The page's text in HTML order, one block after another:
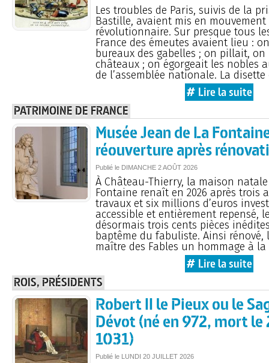
Les troubles de Paris, suivis de la
Bastille, avaient mis en
révolutionnaire. Sur presque tous
France des émeutes avaient lieu :
bureaux des gabelles ; on pillait,
châteaux ; on égorgeait les nobles
de l’assemblée nationale. La
# Lire la suite
PATRIMOINE DE FRANCE
Musée Jean de La
réouverture après
Publié le DIMANCHE 2 AOÛT 2026
À Château-Thierry, la maison natale
Fontaine renaît en 2026 après trois
travaux et six millions d’euros
accessible et entièrement repensé,
désormais trois cents pièces
baptême du fabuliste. Ainsi rénové,
maître des Fables un hommage à
# Lire la suite
ROIS, PRÉSIDENTS
Robert II le Pieux ou le
Dévot (né en 972, mort
1031)
Publié le LUNDI 20 JUILLET 2026